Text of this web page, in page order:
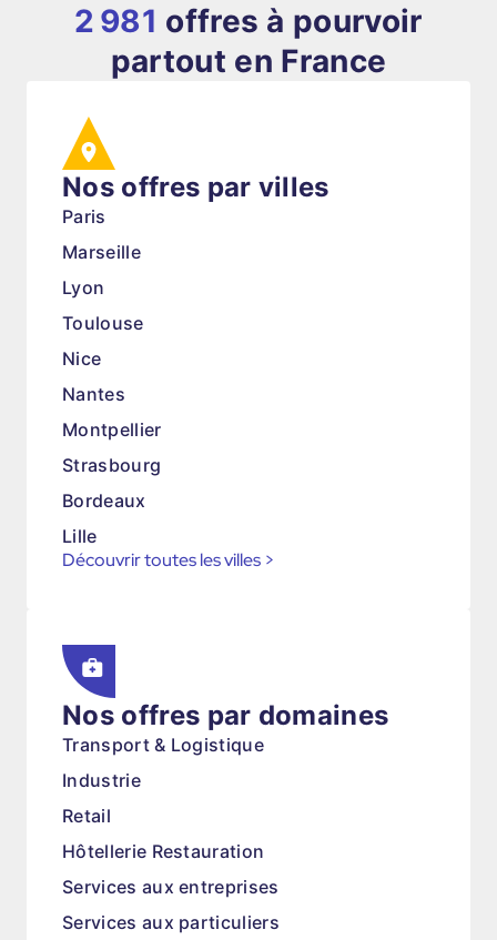
2 981 offres à pourvoir
partout en France
Nos offres par villes
Paris
Marseille
Lyon
Toulouse
Nice
Nantes
Montpellier
Strasbourg
Bordeaux
Lille
Découvrir toutes les villes >
Nos offres par domaines
Transport & Logistique
Industrie
Retail
Hôtellerie Restauration
Services aux entreprises
Services aux particuliers